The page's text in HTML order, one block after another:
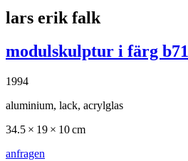
lars erik falk
modulskulptur i färg b71
1994
aluminium, lack, acrylglas
34.5 × 19 × 10 cm
anfragen